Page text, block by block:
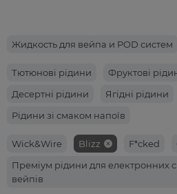
Жидкость для вейпа и POD систем
Тютюнові рідини Фруктові
Десертні рідини
Ягідні рідини
Рідини зі смаком напоїв
Wick&Wire Blizz F*cked
Преміум рідини для електронних
вейпів